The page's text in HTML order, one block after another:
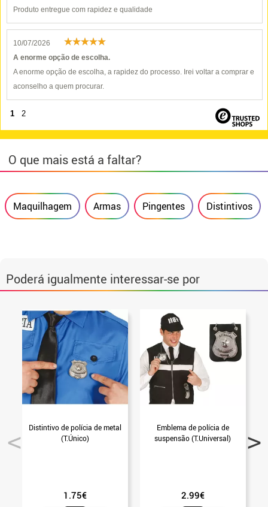
Produto entregue com rapidez e qualidade
10/07/2026
A enorme opção de escolha.
A enorme opção de escolha, a rapidez do processo. Irei voltar a comprar e
aconselho a quem procurar.
1 2
O que mais está a faltar?
Maquilhagem Armas Pingentes Distintivos
Poderá igualmente interessar-se por
Distintivo de polícia de metal
(T.Único)
1.75€
Emblema de polícia de
suspensão (T.Universal)
2.99€